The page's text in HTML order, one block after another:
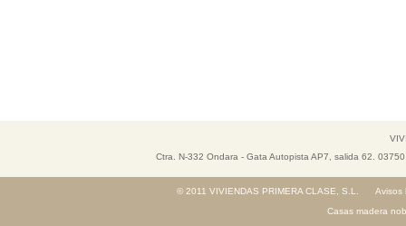
Ctra. N-332 Ondara - Gata Autopista AP7, salida 62.
© 2011 VIVIENDAS PRIMERA CLASE, S.L. Avisos
Casas madera